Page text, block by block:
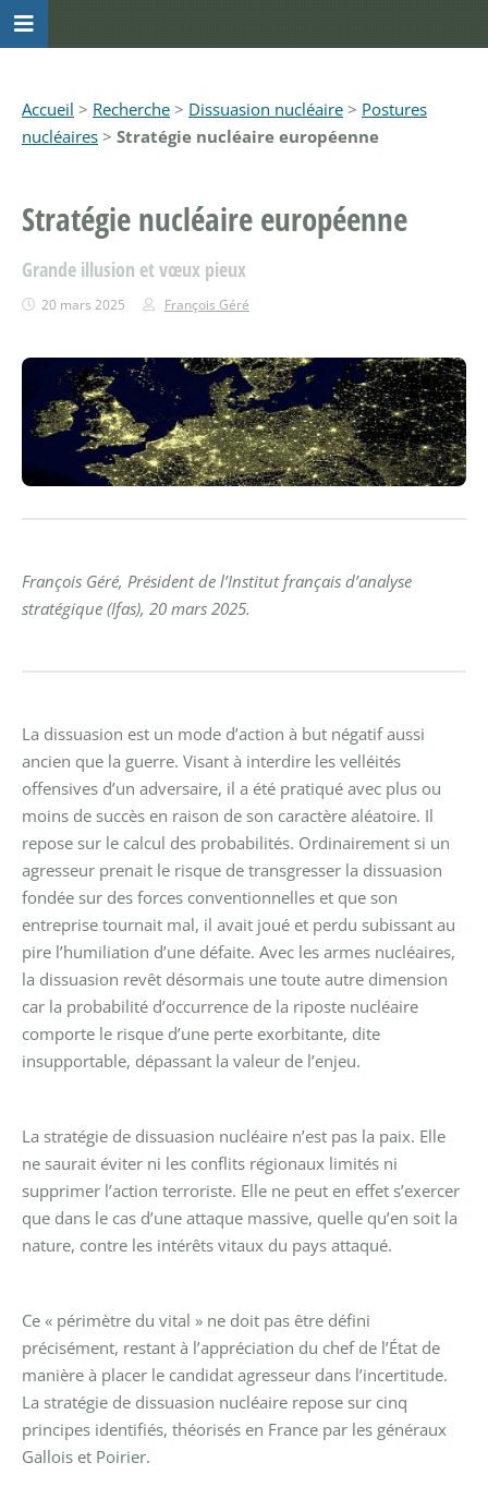
Accueil > Recherche > Dissuasion nucléaire > Postures
nucléaires > Stratégie nucléaire européenne
Stratégie nucléaire européenne
Grande illusion et vœux pieux
20 mars 2025 François Géré
François Géré, Président de l’Institut français d’analyse
stratégique (Ifas), 20 mars 2025.
La dissuasion est un mode d’action à but négatif aussi
ancien que la guerre. Visant à interdire les velléités
offensives d’un adversaire, il a été pratiqué avec plus ou
moins de succès en raison de son caractère aléatoire. Il
repose sur le calcul des probabilités. Ordinairement si un
agresseur prenait le risque de transgresser la dissuasion
fondée sur des forces conventionnelles et que son
entreprise tournait mal, il avait joué et perdu subissant au
pire l’humiliation d’une défaite. Avec les armes nucléaires,
la dissuasion revêt désormais une toute autre dimension
car la probabilité d’occurrence de la riposte nucléaire
comporte le risque d’une perte exorbitante, dite
insupportable, dépassant la valeur de l’enjeu.
La stratégie de dissuasion nucléaire n’est pas la paix. Elle
ne saurait éviter ni les conflits régionaux limités ni
supprimer l’action terroriste. Elle ne peut en effet s’exercer
que dans le cas d’une attaque massive, quelle qu’en soit la
nature, contre les intérêts vitaux du pays attaqué.
Ce « périmètre du vital » ne doit pas être défini
précisément, restant à l’appréciation du chef de l’État de
manière à placer le candidat agresseur dans l’incertitude.
La stratégie de dissuasion nucléaire repose sur cinq
principes identifiés, théorisés en France par les généraux
Gallois et Poirier.